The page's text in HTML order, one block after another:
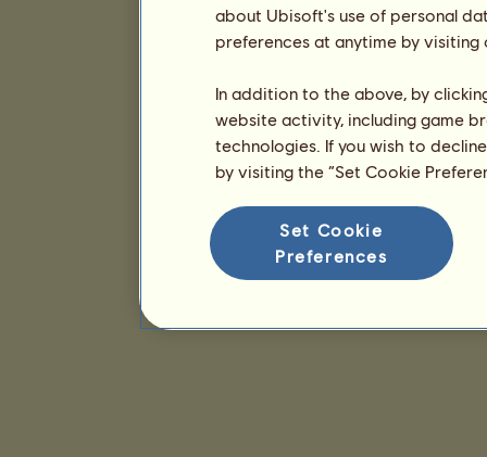
about Ubisoft's use of personal
preferences at anytime by
In addition to the above, by
website activity, including game
technologies. If you wish to
by visiting the “Set Cookie
Set Cookie
Preferences